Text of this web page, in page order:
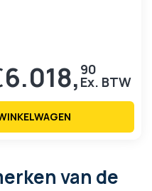
6.018, 90
van de